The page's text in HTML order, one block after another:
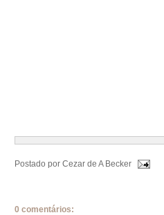
Postado por Cezar de A Becker
0 comentários: